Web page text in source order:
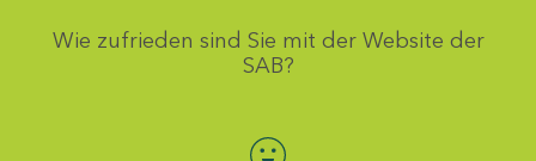
Wie zufrieden sind Sie mit der Website der
SAB?
Bewertung auswählen